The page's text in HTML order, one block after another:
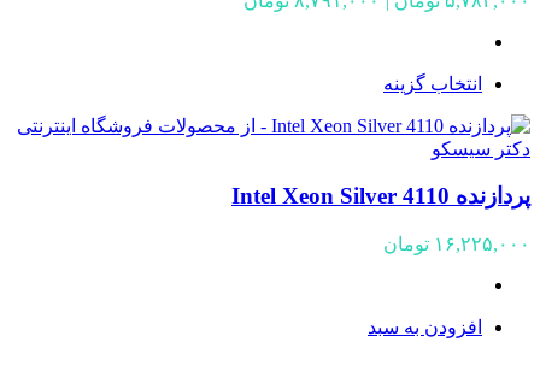
انتخاب گزینه
پردازنده Intel Xeon Silver 4110
۱۶,۲۲۵,۰۰۰ تومان
افزودن به سبد